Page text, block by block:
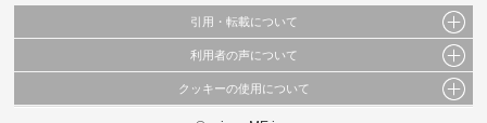
引用・転載について
当サイトで公開されている情報（文字、写真、イラスト、画像データ等）及びこれらの配
これらの情報を権利者の許可なく無断転載・複製などの二次利用を行うことは固く禁じて
利用者の声について
当サイトに掲載している内容はすべてサービスの利用者が提出された見解・感想です。
クッキーの使用について